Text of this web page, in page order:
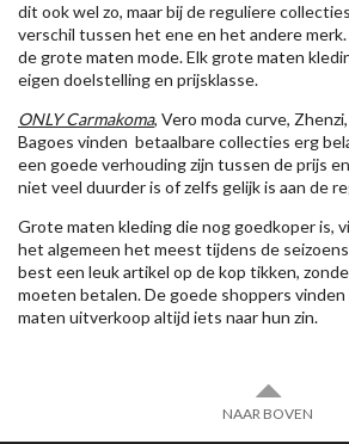
dit ook wel zo, maar bij de reguliere
verschil tussen het ene en het andere
de grote maten mode. Elk grote maten
eigen doelstelling en prijsklasse.
ONLY Carmakoma, Vero moda curve,
Bagoes vinden betaalbare collecties erg
een goede verhouding zijn tussen de prijs
niet veel duurder is of zelfs gelijk is aan de
Grote maten kleding die nog goedkoper is,
het algemeen het meest tijdens de
best een leuk artikel op de kop tikken,
moeten betalen. De goede shoppers
maten uitverkoop altijd iets naar hun zin.
NAAR BOVEN